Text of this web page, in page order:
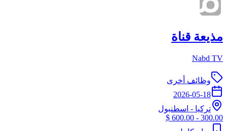
مذيعة قناة
Nabd TV
وظائف أخرى
2026-05-18
تركيا - اسطنبول
300.00 - 600.00 $